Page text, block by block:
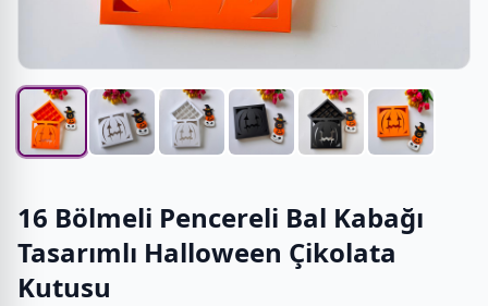
16 Bölmeli Pencereli Bal Kabağı
Tasarımlı Halloween Çikolata
Kutusu